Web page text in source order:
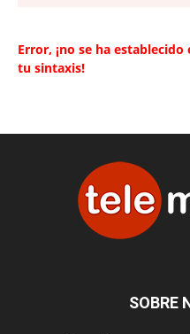
Error, ¡no se ha
tu sintaxis!
SOBRE